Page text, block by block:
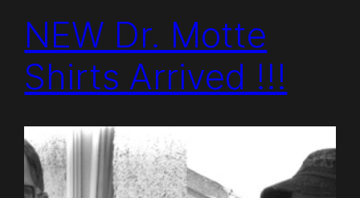
NEW Dr. Motte
Shirts Arrived !!!